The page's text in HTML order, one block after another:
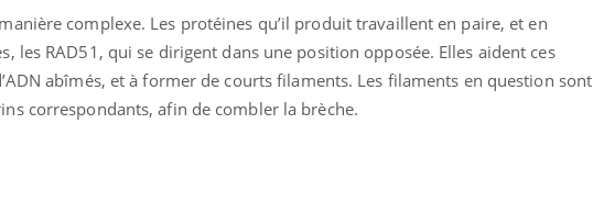
complexe. Les protéines qu’il produit travaillent en paire, et en
les RAD51, qui se dirigent dans une position opposée. Elles aident ces
abîmés, et à former de courts filaments. Les filaments en question sont
correspondants, afin de combler la brèche.